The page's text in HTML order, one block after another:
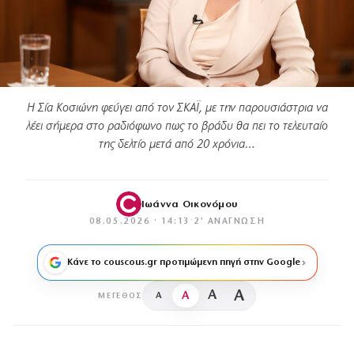
Η Σία Κοσιώνη φεύγει από τον ΣΚΑΪ, με την παρουσιάστρια να
λέει σήμερα στο ραδιόφωνο πως το βράδυ θα πει το τελευταίο
της δελτίο μετά από 20 χρόνια…
Ιωάννα Οικονόμου
08.05.2026 · 14:13 · 2′ ΑΝΆΓΝΩΣΗ
Κάνε το couscous.gr προτιμώμενη πηγή στην Google
ΜΈΓΕΘΟΣ A A A A